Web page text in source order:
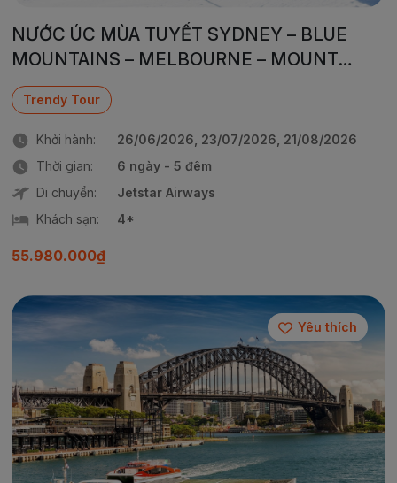
NƯỚC ÚC MÙA TUYẾT SYDNEY – BLUE
MOUNTAINS – MELBOURNE – MOUNT
BULLER
Trendy Tour
Khởi hành:
26/06/2026, 23/07/2026, 21/08/2026
Thời gian:
6 ngày - 5 đêm
Di chuyển:
Jetstar Airways
Khách sạn:
4*
55.980.000₫
Yêu thích